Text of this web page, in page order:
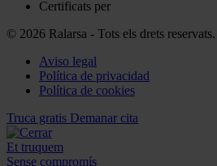
Certificats per
© 2026 Ralarsa - Tots els drets reservats.
Aviso legal
Política de privacidad
Política de cookies
Truca gratis Demanar cita
Et truquem
Sense compromís